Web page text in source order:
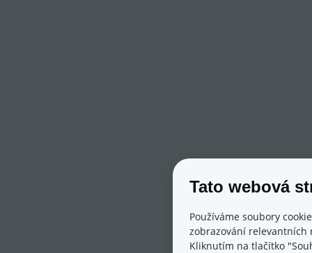
Tato webová
Používáme soubory
zobrazování relevantních
Kliknutím na tlačítko